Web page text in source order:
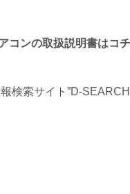
コンの取扱説明書はコ
検索サイト”D-